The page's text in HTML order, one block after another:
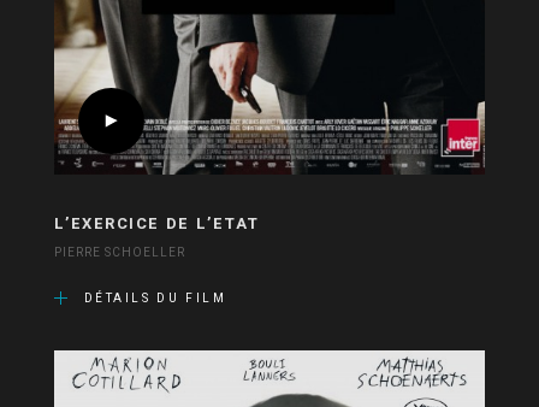
L’EXERCICE DE L’ETAT
PIERRE SCHOELLER
DÉTAILS DU FILM